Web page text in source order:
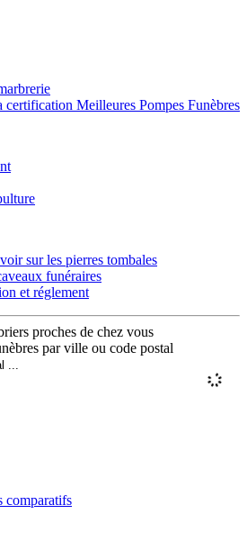
certification Meilleures Pompes Funèbres
sur les pierres tombales
funéraires
et réglement
proches de chez vous
par ville ou code postal
comparatifs